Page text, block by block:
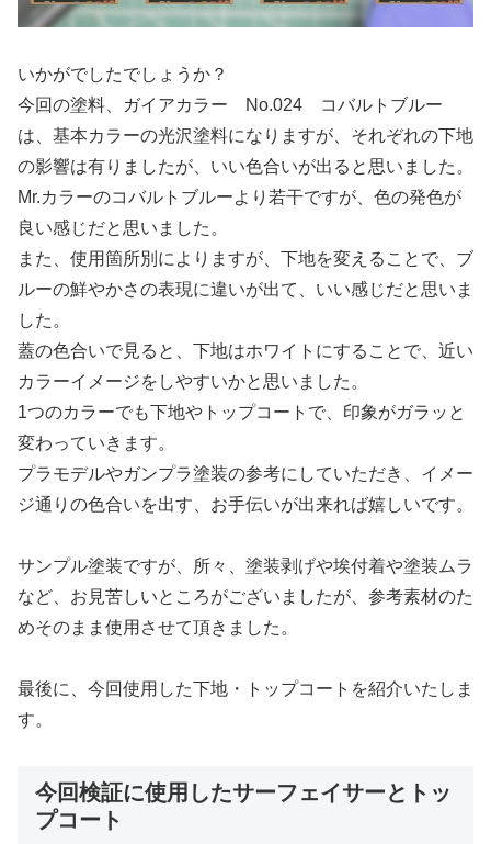
いかがでしたでしょうか？
今回の塗料、ガイアカラー No.024 コバルトブルー
は、基本カラーの光沢塗料になりますが、それぞれの下地
の影響は有りましたが、いい色合いが出ると思いました。
Mr.カラーのコバルトブルーより若干ですが、色の発色が
良い感じだと思いました。
また、使用箇所別によりますが、下地を変えることで、ブ
ルーの鮮やかさの表現に違いが出て、いい感じだと思いま
した。
蓋の色合いで見ると、下地はホワイトにすることで、近い
カラーイメージをしやすいかと思いました。
1つのカラーでも下地やトップコートで、印象がガラッと
変わっていきます。
プラモデルやガンプラ塗装の参考にしていただき、イメー
ジ通りの色合いを出す、お手伝いが出来れば嬉しいです。
サンプル塗装ですが、所々、塗装剥げや埃付着や塗装ムラ
など、お見苦しいところがございましたが、参考素材のた
めそのまま使用させて頂きました。
最後に、今回使用した下地・トップコートを紹介いたしま
す。
今回検証に使用したサーフェイサーとトッ
プコート